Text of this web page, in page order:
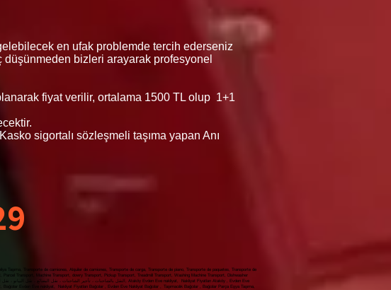
en ufak problemde tercih ederseniz
düşünmeden bizleri arayarak profesyonel
fiyat verilir, ortalama 1500 TL olup 1+1
sigortalı sözleşmeli taşıma yapan Anı
Taşıma, Transporte de camiones, Alquiler de camiones, Transporte de carga, Transporte de piano, Transporte de paquetes, Transporte de
Transport, Machine Transport, dowry Transport, Pickup Transport, Treadmill Transport, Washing Machine Transport, Dishwasher
Evden Eve nakliyat, Nakliyat Fiyatları Bağcılar , Evden Eve Nakliyat Bağcılar , Taşımacılık Bağcılar , Bağcılar Parça Eşya Taşıma,